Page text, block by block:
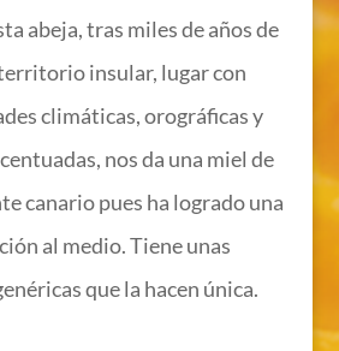
abeja, tras miles de años de
insular, lugar con
climáticas, orográficas y
nos da una miel de
canario pues ha logrado una
al medio. Tiene unas
que la hacen única.